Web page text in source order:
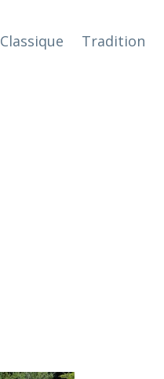
Classique Tradition